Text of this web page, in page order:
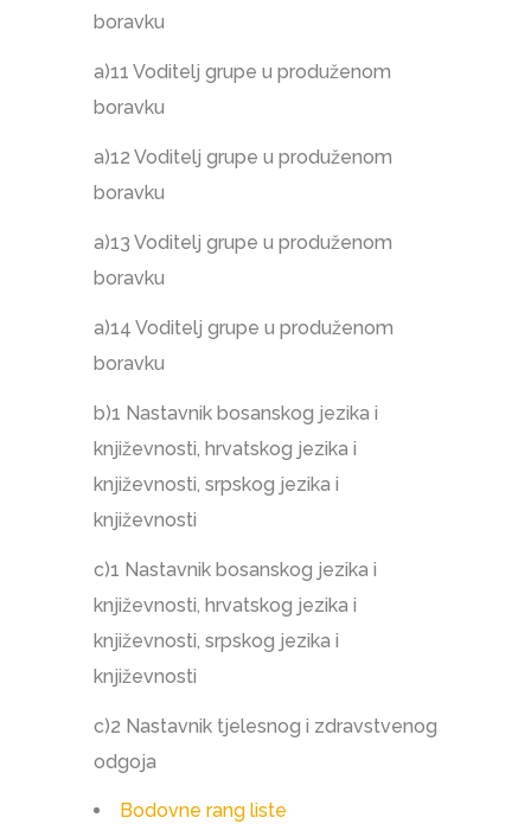
boravku
a)11 Voditelj grupe u produženom
boravku
a)12 Voditelj grupe u produženom
boravku
a)13 Voditelj grupe u produženom
boravku
a)14 Voditelj grupe u produženom
boravku
b)1 Nastavnik bosanskog jezika i
književnosti, hrvatskog jezika i
književnosti, srpskog jezika i
književnosti
c)1 Nastavnik bosanskog jezika i
književnosti, hrvatskog jezika i
književnosti, srpskog jezika i
književnosti
c)2 Nastavnik tjelesnog i zdravstvenog
odgoja
Bodovne rang liste